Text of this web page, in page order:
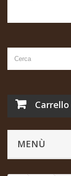
Carrello
MENÙ